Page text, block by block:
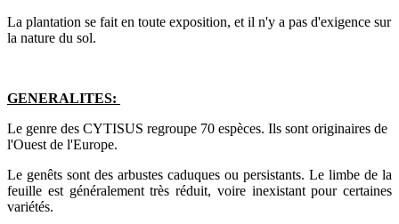
La plantation se fait en toute exposition, et il n'y a pas d'exigence sur
la nature du sol.
GENERALITES:
Le genre des CYTISUS regroupe 70 espèces. Ils sont originaires de
l'Ouest de l'Europe.
Le genêts sont des arbustes caduques ou persistants. Le limbe de la
feuille est généralement très réduit, voire inexistant pour certaines
variétés.